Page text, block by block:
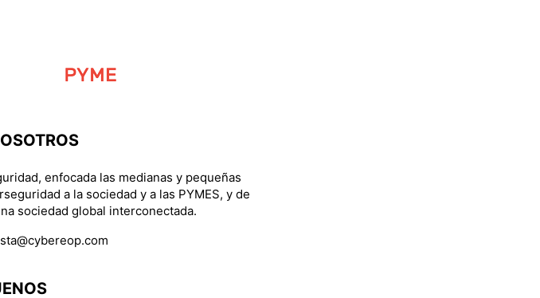
enfocada las medianas y pequeñas
a la sociedad y a las PYMES, y de
sociedad global interconectada.